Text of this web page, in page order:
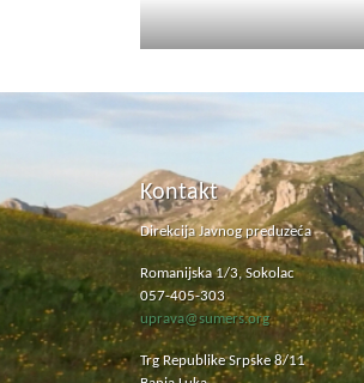
Kontakt
Direkcija Javnog preduzeća
Romanijska 1/3, Sokolac
057-405-303
uprava@sumers.org
Trg Republike Srpske 8/11